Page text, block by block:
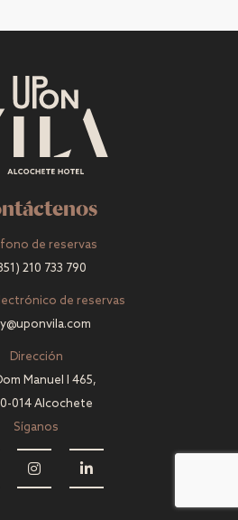
de reservas
210 733 790
de reservas
Dirección
Manuel I 465,
014 Alcochete
Síganos